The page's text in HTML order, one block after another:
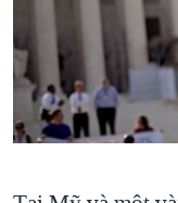
"Tìm"
NGƯỜI VIỆT HẢI
ĐỜI SỐNG
KINH TẾ
KHOA HỌC
HÀNH TRÌNH
MỘT NĂM CHIẾN
GIẢI MÃ VÀNH
NGHE
MẠNG XÃ HỘI